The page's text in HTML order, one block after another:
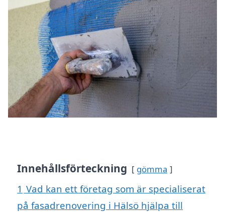
Innehållsförteckning gömma
1 Vad kan ett företag som är specialiserat
på fasadrenovering i Hälsö hjälpa till